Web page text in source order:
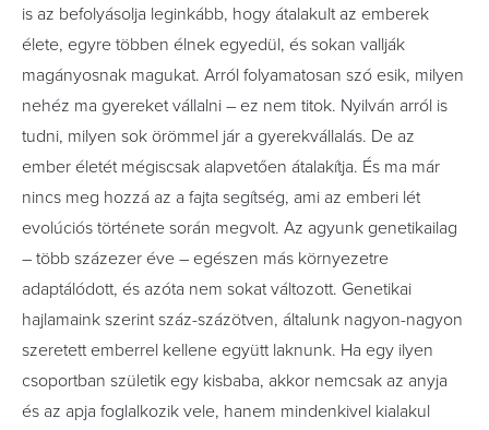
is az befolyásolja leginkább, hogy átala­kult az emberek
élete, egyre többen élnek egyedül, és sokan vallják
magányosnak magukat. Arról folyamatosan szó esik, milyen
nehéz ma gyereket vállalni – ez nem titok. Nyilván arról is
tudni, milyen sok örömmel jár a gyerekvállalás. De az
ember életét mégiscsak alapvetően átalakítja. És ma már
nincs meg hozzá az a fajta segítség, ami az emberi lét
evolúciós története során megvolt. Az agyunk genetikailag
– több százezer éve – egészen más környezetre
adaptálódott, és azóta nem sokat változott. Genetikai
hajlamaink szerint száz-százötven, általunk nagyon-nagyon
szeretett emberrel kellene együtt laknunk. Ha egy ilyen
csoportban szüle­tik egy kisbaba, akkor nemcsak az anyja
és az apja foglalkozik vele, hanem mindenkivel kialakul